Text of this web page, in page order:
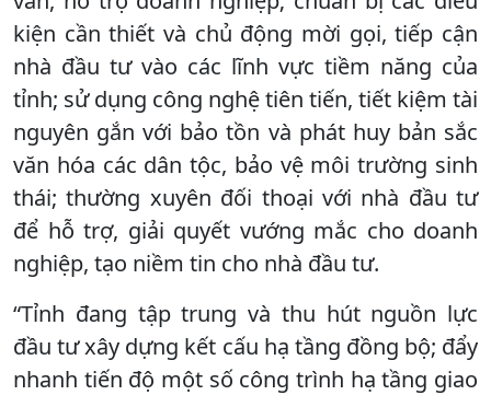
kiện cần thiết và chủ động mời gọi, tiếp cận
nhà đầu tư vào các lĩnh vực tiềm năng của
tỉnh; sử dụng công nghệ tiên tiến, tiết kiệm tài
nguyên gắn với bảo tồn và phát huy bản sắc
văn hóa các dân tộc, bảo vệ môi trường sinh
thái; thường xuyên đối thoại với nhà đầu tư
để hỗ trợ, giải quyết vướng mắc cho doanh
nghiệp, tạo niềm tin cho nhà đầu tư.
“Tỉnh đang tập trung và thu hút nguồn lực
đầu tư xây dựng kết cấu hạ tầng đồng bộ; đẩy
nhanh tiến độ một số công trình hạ tầng giao